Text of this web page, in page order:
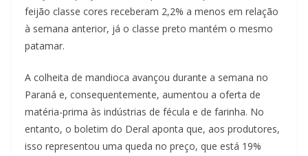
feijão classe cores receberam 2,2% a menos em relação
à semana anterior, já o classe preto mantém o mesmo
patamar.
A colheita de mandioca avançou durante a semana no
Paraná e, consequentemente, aumentou a oferta de
matéria-prima às indústrias de fécula e de farinha. No
entanto, o boletim do Deral aponta que, aos produtores,
isso representou uma queda no preço, que está 19%